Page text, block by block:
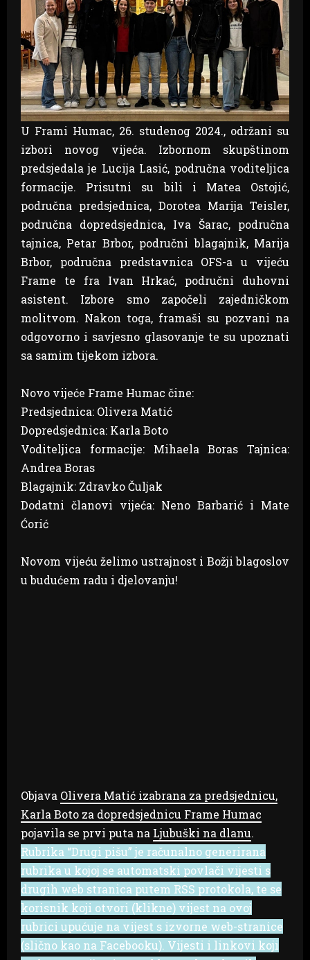
U Frami Humac, 26. studenog 2024., održani su
izbori novog vijeća. Izbornom skupštinom
predsjedala je Lucija Lasić, područna voditeljica
formacije. Prisutni su bili i Matea Ostojić,
područna predsjednica, Dorotea Marija Teisler,
područna dopredsjednica, Iva Šarac, područna
tajnica, Petar Brbor, područni blagajnik, Marija
Brbor, područna predstavnica OFS-a u vijeću
Frame te fra Ivan Hrkać, područni duhovni
asistent. Izbore smo započeli zajedničkom
molitvom. Nakon toga, framaši su pozvani na
odgovorno i savjesno glasovanje te su upoznati
sa samim tijekom izbora.
Novo vijeće Frame Humac čine:
Predsjednica: Olivera Matić
Dopredsjednica: Karla Boto
Voditeljica formacije: Mihaela Boras Tajnica:
Andrea Boras
Blagajnik: Zdravko Čuljak
Dodatni članovi vijeća: Neno Barbarić i Mate
Ćorić
Novom vijeću želimo ustrajnost i Božji blagoslov
u budućem radu i djelovanju!
Objava Olivera Matić izabrana za predsjednicu,
Karla Boto za dopredsjednicu Frame Humac
pojavila se prvi puta na Ljubuški na dlanu.
Rubrika “Drugi pišu” je računalno generirana
rubrika u kojoj se automatski povlači vijesti s
drugih web stranica putem RSS protokola, te se
korisnik koji otvori (klikne) vijest na ovoj
rubrici upućuje na vijest s izvorne web-stranice
(slično kao na Facebooku). Vijesti i linkovi koji